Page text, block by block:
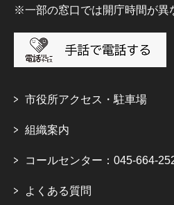
※一部の窓口では開庁時間が異
市役所アクセス・駐車場
組織案内
コールセンター：045-664-
よくある質問